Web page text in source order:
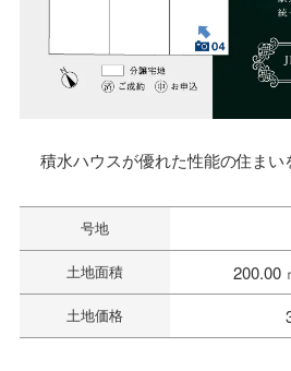
積水ハウスが優れた性能の住まい
号地
土地面積 200.00
土地価格